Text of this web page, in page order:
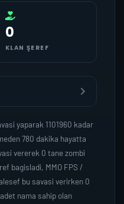
0
KLAN ŞEREF
yaparak 1101960 kadar
780 dakika hayatta
vererek 0 tane zombi
bagisladi, MMO FPS /
bu savasi verirken 0
nama sahip olan